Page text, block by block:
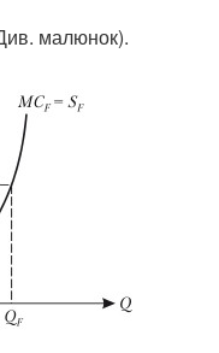
малюнок).